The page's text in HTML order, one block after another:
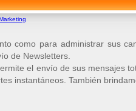
como para administrar sus
de Newsletters.
el envío de sus mensajes
instantáneos. También